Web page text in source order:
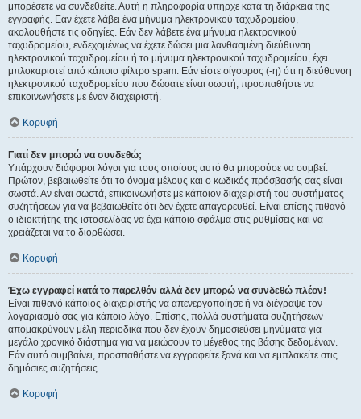
μπορέσετε να συνδεθείτε. Αυτή η πληροφορία υπήρχε κατά τη διάρκεια της
εγγραφής. Εάν έχετε λάβει ένα μήνυμα ηλεκτρονικού ταχυδρομείου,
ακολουθήστε τις οδηγίες. Εάν δεν λάβετε ένα μήνυμα ηλεκτρονικού
ταχυδρομείου, ενδεχομένως να έχετε δώσει μια λανθασμένη διεύθυνση
ηλεκτρονικού ταχυδρομείου ή το μήνυμα ηλεκτρονικού ταχυδρομείου, έχει
μπλοκαριστεί από κάποιο φίλτρο spam. Εάν είστε σίγουρος (-η) ότι η διεύθυνση
ηλεκτρονικού ταχυδρομείου που δώσατε είναι σωστή, προσπαθήστε να
επικοινωνήσετε με έναν διαχειριστή.
Κορυφή
Γιατί δεν μπορώ να συνδεθώ;
Υπάρχουν διάφοροι λόγοι για τους οποίους αυτό θα μπορούσε να συμβεί.
Πρώτον, βεβαιωθείτε ότι το όνομα μέλους και ο κωδικός πρόσβασής σας είναι
σωστά. Αν είναι σωστά, επικοινωνήστε με κάποιον διαχειριστή του συστήματος
συζητήσεων για να βεβαιωθείτε ότι δεν έχετε απαγορευθεί. Είναι επίσης πιθανό
ο ιδιοκτήτης της ιστοσελίδας να έχει κάποιο σφάλμα στις ρυθμίσεις και να
χρειάζεται να το διορθώσει.
Κορυφή
Έχω εγγραφεί κατά το παρελθόν αλλά δεν μπορώ να συνδεθώ πλέον!
Είναι πιθανό κάποιος διαχειριστής να απενεργοποίησε ή να διέγραψε τον
λογαριασμό σας για κάποιο λόγο. Επίσης, πολλά συστήματα συζητήσεων
απομακρύνουν μέλη περιοδικά που δεν έχουν δημοσιεύσει μηνύματα για
μεγάλο χρονικό διάστημα για να μειώσουν το μέγεθος της βάσης δεδομένων.
Εάν αυτό συμβαίνει, προσπαθήστε να εγγραφείτε ξανά και να εμπλακείτε στις
δημόσιες συζητήσεις.
Κορυφή